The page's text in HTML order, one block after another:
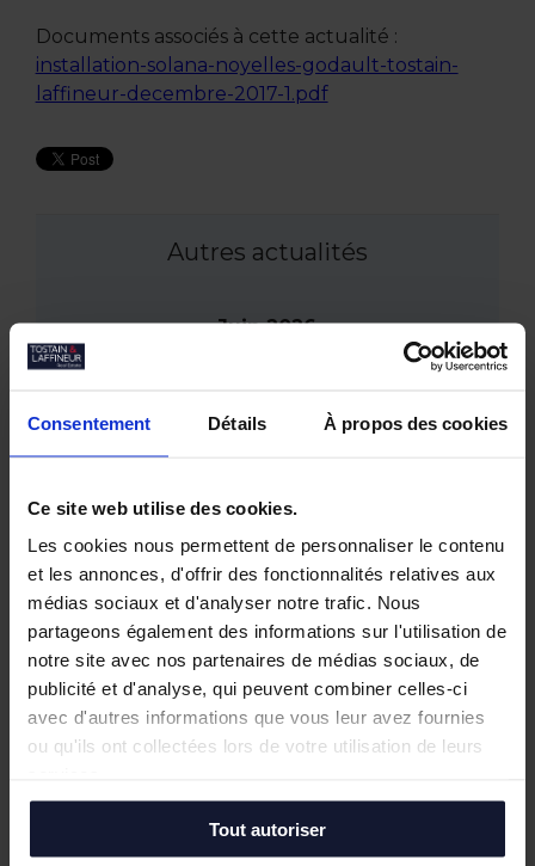
Consentement Détails À propos des cookies
Ce site web utilise des cookies.
Les cookies nous permettent de personnaliser le contenu
et les annonces, d'offrir des fonctionnalités relatives aux
médias sociaux et d'analyser notre trafic. Nous
partageons également des informations sur l'utilisation de
notre site avec nos partenaires de médias sociaux, de
publicité et d'analyse, qui peuvent combiner celles-ci
avec d'autres informations que vous leur avez fournies
ou qu'ils ont collectées lors de votre utilisation de leurs
Tout autoriser
Documents associés à cette actualité :
installation-solana-noyelles-godault-tostain-
laffineur-decembre-2017-1.pdf
Autres actualités
Juin 2026
Tostain & Laffineur à la 15ᵉ Business Golf
Empreintes Textiles : une exposition dans
un lieu atypique à Lille
JOCO Pickleball : un nouveau lieu
Bureaux à vendre à Wasquehal : 772 m²
disponibles au Château Blanc
Février 2026
Conférence annuelle du Club de
l’Immobilier : retour sur le bilan du
marché tertiaire dans la Métropole
Européenne de Lille